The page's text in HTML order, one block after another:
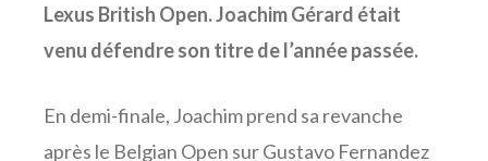
Lexus British Open. Joachim Gérard était
venu défendre son titre de l’année passée.
En demi-finale, Joachim prend sa revanche
après le Belgian Open sur Gustavo Fernandez